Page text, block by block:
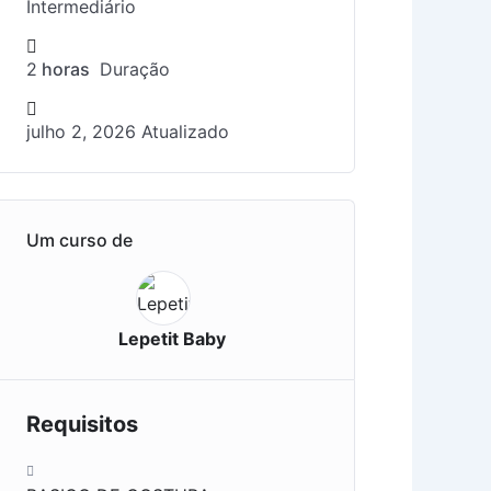
Intermediário
2 horas Duração
julho 2, 2026 Atualizado
Um curso de
Lepetit Baby
Requisitos